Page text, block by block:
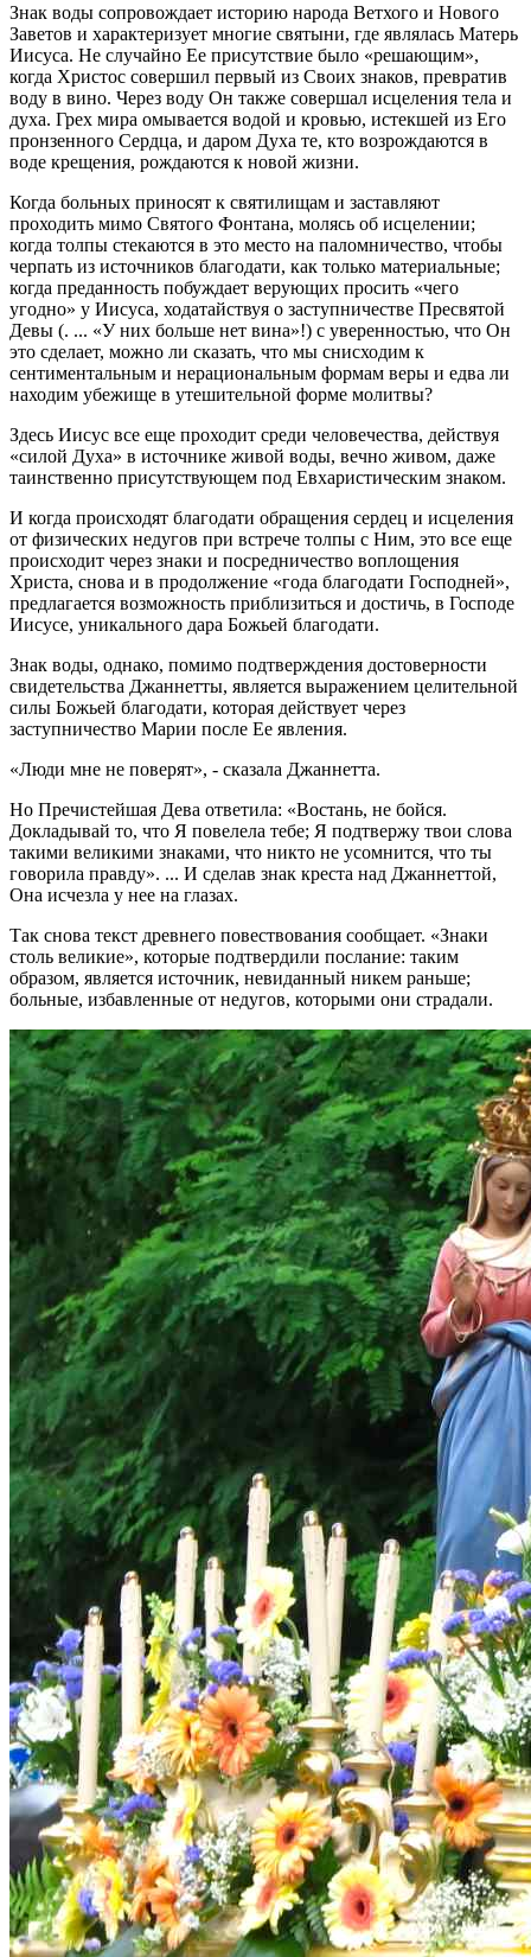
Знак воды сопровождает историю народа Ветхого и Нового
Заветов и характеризует многие святыни, где являлась Матерь
Иисуса. Не случайно Ее присутствие было «решающим»,
когда Христос совершил первый из Своих знаков, превратив
воду в вино. Через воду Он также совершал исцеления тела и
духа. Грех мира омывается водой и кровью, истекшей из Его
пронзенного Сердца, и даром Духа те, кто возрождаются в
воде крещения, рождаются к новой жизни.
Когда больных приносят к святилищам и заставляют
проходить мимо Святого Фонтана, молясь об исцелении;
когда толпы стекаются в это место на паломничество, чтобы
черпать из источников благодати, как только материальные;
когда преданность побуждает верующих просить «чего
угодно» у Иисуса, ходатайствуя о заступничестве Пресвятой
Девы (. ... «У них больше нет вина»!) с уверенностью, что Он
это сделает, можно ли сказать, что мы снисходим к
сентиментальным и нерациональным формам веры и едва ли
находим убежище в утешительной форме молитвы?
Здесь Иисус все еще проходит среди человечества, действуя
«силой Духа» в источнике живой воды, вечно живом, даже
таинственно присутствующем под Евхаристическим знаком.
И когда происходят благодати обращения сердец и исцеления
от физических недугов при встрече толпы с Ним, это все еще
происходит через знаки и посредничество воплощения
Христа, снова и в продолжение «года благодати Господней»,
предлагается возможность приблизиться и достичь, в Господе
Иисусе, уникального дара Божьей благодати.
Знак воды, однако, помимо подтверждения достоверности
свидетельства Джаннетты, является выражением целительной
силы Божьей благодати, которая действует через
заступничество Марии после Ее явления.
«Люди мне не поверят», - сказала Джаннетта.
Но Пречистейшая Дева ответила: «Востань, не бойся.
Докладывай то, что Я повелела тебе; Я подтвержу твои слова
такими великими знаками, что никто не усомнится, что ты
говорила правду». ... И сделав знак креста над Джаннеттой,
Она исчезла у нее на глазах.
Так снова текст древнего повествования сообщает. «Знаки
столь великие», которые подтвердили послание: таким
образом, является источник, невиданный никем раньше;
больные, избавленные от недугов, которыми они страдали.